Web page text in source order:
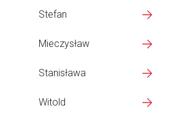
Stefan
Mieczysław
Stanisława
Witold